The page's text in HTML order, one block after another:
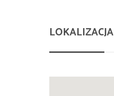
LOKALIZACJA